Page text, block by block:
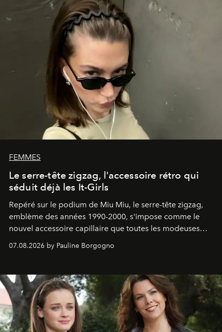
FEMMES
Le serre-tête zigzag, l'accessoire rétro qui
séduit déjà les It-Girls
Repéré sur le podium de Miu Miu, le serre-tête zigzag,
emblème des années 1990-2000, s'impose comme le
nouvel accessoire capillaire que toutes les modeuses
s'arrachent déjà.
07.08.2026 by Pauline Borgogno